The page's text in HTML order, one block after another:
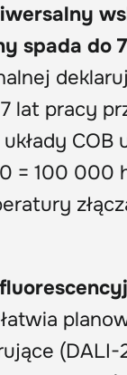
spada do
lat pracy
= 100 000